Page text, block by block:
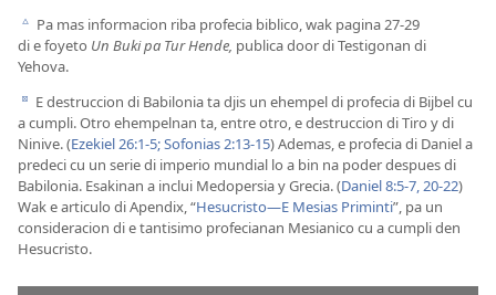
c Pa mas informacion riba profecia biblico, wak pagina 27-29
di e foyeto Un Buki pa Tur Hende, publica door di Testigonan di
Yehova.
d E destruccion di Babilonia ta djis un ehempel di profecia di Bijbel cu
a cumpli. Otro ehempelnan ta, entre otro, e destruccion di Tiro y di
Ninive. (Ezekiel 26:1-5;Sofonias 2:13-15) Ademas, e profecia di Daniel a
predeci cu un serie di imperio mundial lo a bin na poder despues di
Babilonia. Esakinan a inclui Medopersia y Grecia. (Daniel 8:5-7,20-22)
Wak e articulo di Apendix, “Hesucristo—E Mesias Priminti”, pa un
consideracion di e tantisimo profecianan Mesianico cu a cumpli den
Hesucristo.